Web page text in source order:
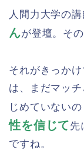
人間力大学の講
んが登壇。そ
それがきっか
は、まだマッ
じめていないの
性を信じて先
ですね。